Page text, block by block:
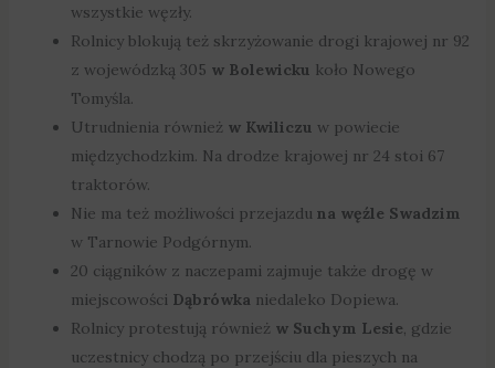
wszystkie węzły.
Rolnicy blokują też skrzyżowanie drogi krajowej nr 92
z wojewódzką 305 w Bolewicku koło Nowego
Tomyśla.
Utrudnienia również w Kwiliczu w powiecie
międzychodzkim. Na drodze krajowej nr 24 stoi 67
traktorów.
Nie ma też możliwości przejazdu na węźle Swadzim
w Tarnowie Podgórnym.
20 ciągników z naczepami zajmuje także drogę w
miejscowości Dąbrówka niedaleko Dopiewa.
Rolnicy protestują również w Suchym Lesie, gdzie
uczestnicy chodzą po przejściu dla pieszych na